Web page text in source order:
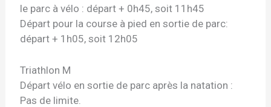
le parc à vélo : départ + 0h45, soit 11h45
Départ pour la course à pied en sortie de parc:
départ + 1h05, soit 12h05
Triathlon M
Départ vélo en sortie de parc après la natation :
Pas de limite.